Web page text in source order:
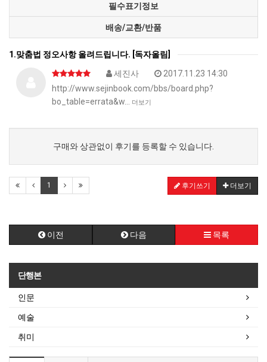
필수표기정보
배송/교환/반품
1.맞춤법 정오사항 올려드립니다. [독자올림]
세진사
2017.11.23 14:30
http://www.sejinbook.com/bbs/board.php?
bo_table=errata&w…
더보기
구매와 상관없이 후기를 등록할 수 있습니다.
1 후기쓰기 더보기
이전 다음 목록
단행본
인문
예술
취미